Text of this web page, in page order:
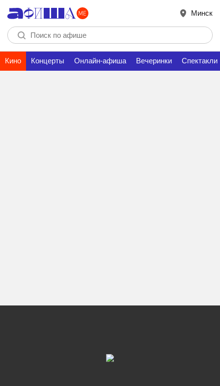
Минск
Кино Концерты Онлайн-афиша Вечеринки Спектакли